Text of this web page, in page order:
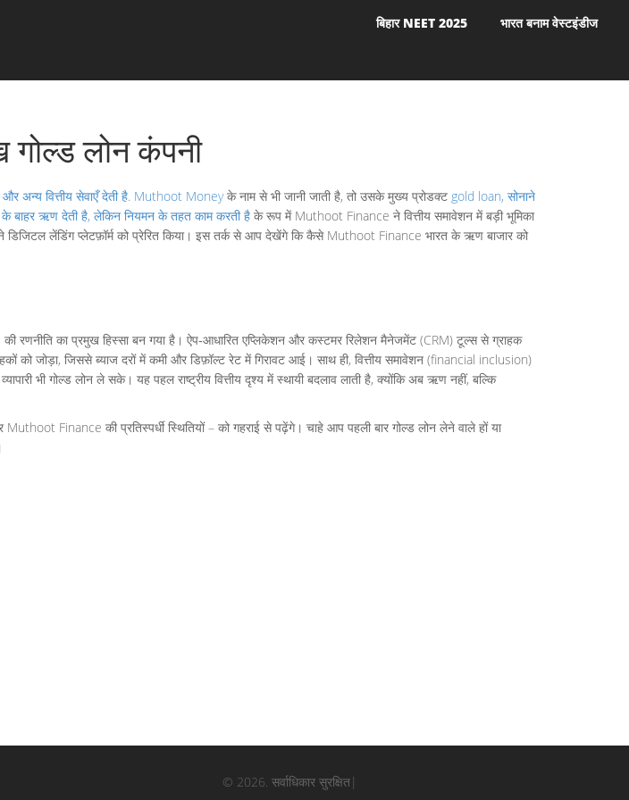
बिहार NEET 2025 भारत बनाम वेस्टइंडीज
लोन कंपनी
अन्य वित्तीय सेवाएँ देती है. Muthoot Moneyके नाम से भी जानी जाती है, तो उसके मुख्य प्रोडक्ट gold loan, सोनाने
के बाहर ऋण देती है, लेकिन नियमन के तहत काम करती है के रूप में Muthoot Finance ने वित्तीय समावेशन में बड़ी भूमिका
डिजिटल लेंडिंग प्लेटफ़ॉर्म को प्रेरित किया। इस तर्क से आप देखेंगे कि कैसे Muthoot Finance भारत के ऋण बाजार को
रणनीति का प्रमुख हिस्सा बन गया है। ऐप‑आधारित एप्लिकेशन और कस्टमर रिलेशन मैनेजमेंट (CRM) टूल्स से ग्राहक
जोड़ा, जिससे ब्याज दरों में कमी और डिफ़ॉल्ट रेट में गिरावट आई। साथ ही, वित्तीय समावेशन (financial inclusion)
भी गोल्ड लोन ले सके। यह पहल राष्ट्रीय वित्तीय दृश्य में स्थायी बदलाव लाती है, क्योंकि अब ऋण नहीं, बल्कि
Finance की प्रतिस्पर्धी स्थितियों – को गहराई से पढ़ेंगे। चाहे आप पहली बार गोल्ड लोन लेने वाले हों या
© 2026. सर्वाधिकार सुरक्षित|